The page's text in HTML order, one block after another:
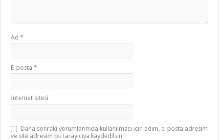
Ad*
E-posta*
İnternet sitesi
Daha sonraki yorumlarımda kullanılması için adım, e-posta adresim
ve site adresim bu tarayıcıya kaydedilsin.